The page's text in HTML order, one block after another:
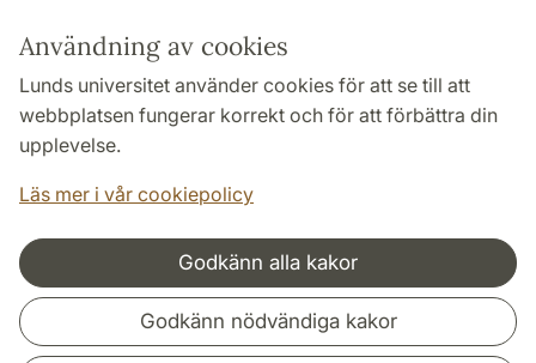
Användning av cookies
Lunds universitet använder cookies för att se till att
webbplatsen fungerar korrekt och för att förbättra din
upplevelse.
Läs mer i vår cookiepolicy
Godkänn alla kakor
Godkänn nödvändiga kakor
TYPO3-login
Följ oss i sociala medier
Samarbeten och nätverk